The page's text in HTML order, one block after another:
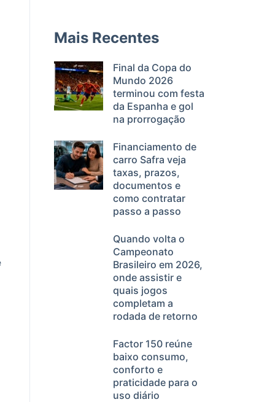
Mais Recentes
Final da Copa do
Mundo 2026
terminou com festa
da Espanha e gol
na prorrogação
Financiamento de
carro Safra veja
taxas, prazos,
documentos e
como contratar
passo a passo
Quando volta o
Campeonato
Brasileiro em 2026,
onde assistir e
quais jogos
completam a
rodada de retorno
Factor 150 reúne
baixo consumo,
conforto e
praticidade para o
uso diário